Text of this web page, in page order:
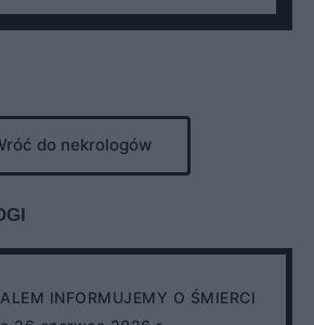
do nekrologów
INFORMUJEMY O ŚMIERCI